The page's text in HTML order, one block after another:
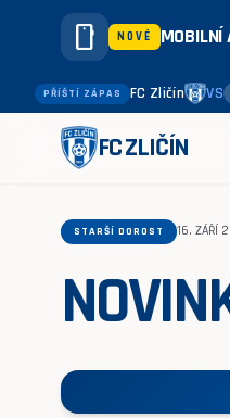
smartphone NOVÉ MOBILNÍ
PŘÍŠTÍ ZÁPAS FC Zličín VS
FC ZLIČÍN
STARŠÍ DOROST 16. ZÁŘÍ